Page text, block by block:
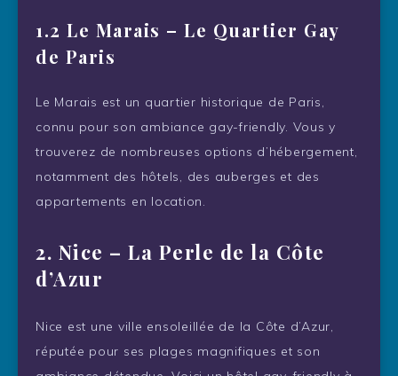
1.2 Le Marais – Le Quartier Gay
de Paris
Le Marais est un quartier historique de Paris,
connu pour son ambiance gay-friendly. Vous y
trouverez de nombreuses options d’hébergement,
notamment des hôtels, des auberges et des
appartements en location.
2. Nice – La Perle de la Côte
d’Azur
Nice est une ville ensoleillée de la Côte d’Azur,
réputée pour ses plages magnifiques et son